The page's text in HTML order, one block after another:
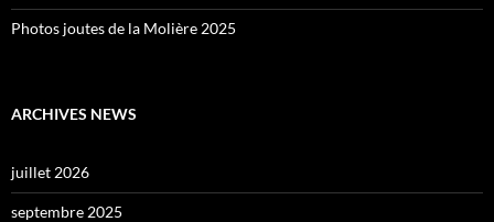
Photos joutes de la Molière 2025
ARCHIVES NEWS
juillet 2026
septembre 2025